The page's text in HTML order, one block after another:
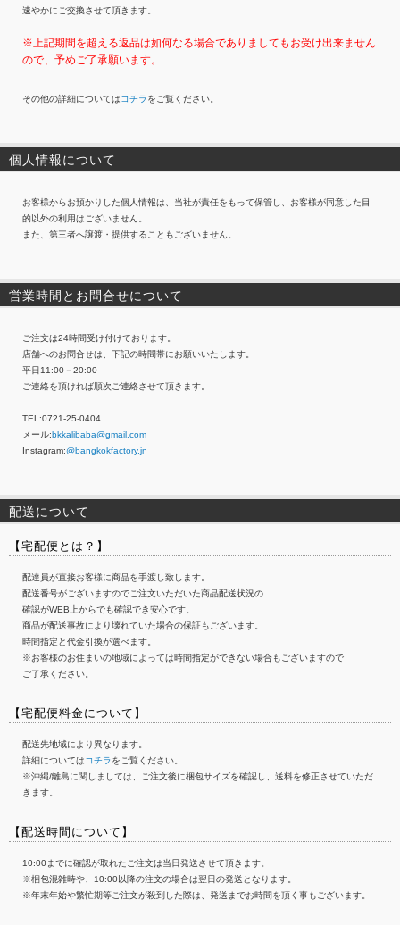
速やかにご交換させて頂きます。
※上記期間を超える返品は如何なる場合でありましてもお受け出来ません
ので、予めご了承願います。
その他の詳細についてはコチラをご覧ください。
個人情報について
お客様からお預かりした個人情報は、当社が責任をもって保管し、お客様が同意した目
的以外の利用はございません。
また、第三者へ譲渡・提供することもございません。
営業時間とお問合せについて
ご注文は24時間受け付けております。
店舗へのお問合せは、下記の時間帯にお願いいたします。
平日11:00－20:00
ご連絡を頂ければ順次ご連絡させて頂きます。
TEL:0721-25-0404
メール:bkkalibaba@gmail.com
Instagram:@bangkokfactory.jn
配送について
【宅配便とは？】
配達員が直接お客様に商品を手渡し致します。
配送番号がございますのでご注文いただいた商品配送状況の
確認がWEB上からでも確認でき安心です。
商品が配送事故により壊れていた場合の保証もございます。
時間指定と代金引換が選べます。
※お客様のお住まいの地域によっては時間指定ができない場合もございますので
ご了承ください。
【宅配便料金について】
配送先地域により異なります。
詳細についてはコチラをご覧ください。
※沖縄/離島に関しましては、ご注文後に梱包サイズを確認し、送料を修正させていただ
きます。
【配送時間について】
10:00までに確認が取れたご注文は当日発送させて頂きます。
※梱包混雑時や、10:00以降の注文の場合は翌日の発送となります。
※年末年始や繁忙期等ご注文が殺到した際は、発送までお時間を頂く事もございます。